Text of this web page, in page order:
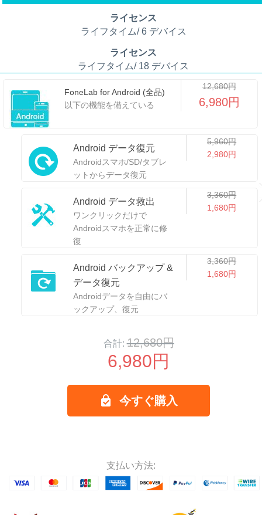
ライセンス
ライフタイム/ 6 デバイス
ライセンス
ライフタイム/ 18 デバイス
FoneLab for Android (全品)
以下の機能を備えている
12,680円
6,980円
Android データ復元
Androidスマホ/SD/タブレ
ットからデータ復元
5,960円
2,980円
Android データ救出
ワンクリックだけで
Androidスマホを正常に修
復
3,360円
1,680円
Android バックアップ &
データ復元
Androidデータを自由にバ
ックアップ、復元
3,360円
1,680円
合計:12,680円
6,980円
今すぐ購入
支払い方法: